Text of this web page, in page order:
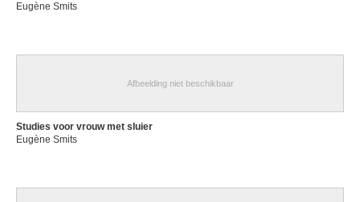
Eugène Smits
Afbeelding niet beschikbaar
Studies voor vrouw met sluier
Eugène Smits